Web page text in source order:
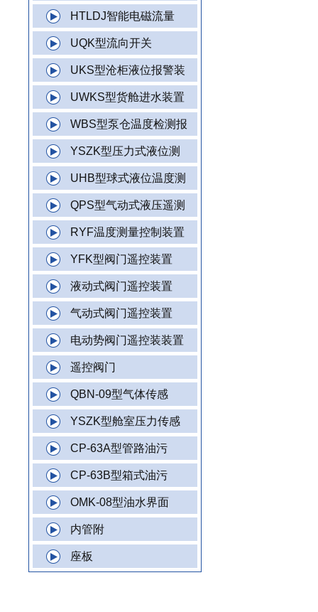
HTLDJ智能电磁流量
UQK型流向开关
UKS型沧柜液位报警装
UWKS型货舱进水装置
WBS型泵仓温度检测报
YSZK型压力式液位测
UHB型球式液位温度测
QPS型气动式液压遥测
RYF温度测量控制装置
YFK型阀门遥控装置
液动式阀门遥控装置
气动式阀门遥控装置
电动势阀门遥控装装置
遥控阀门
QBN-09型气体传感
YSZK型舱室压力传感
CP-63A型管路油污
CP-63B型箱式油污
OMK-08型油水界面
内管附
座板